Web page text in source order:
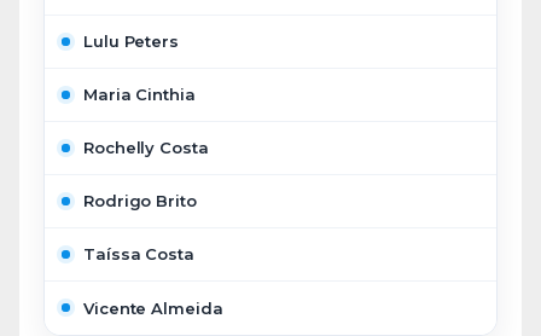
Lulu Peters
Maria Cinthia
Rochelly Costa
Rodrigo Brito
Taíssa Costa
Vicente Almeida